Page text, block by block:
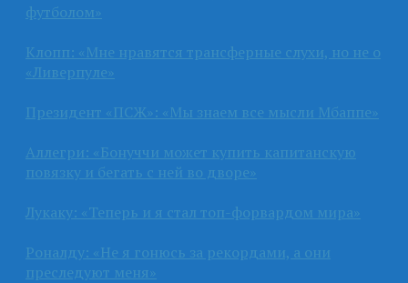
футболом»
Клопп: «Мне нравятся трансферные слухи, но не о
«Ливерпуле»
Президент «ПСЖ»: «Мы знаем все мысли Мбаппе»
Аллегри: «Бонуччи может купить капитанскую
повязку и бегать с ней во дворе»
Лукаку: «Теперь и я стал топ-форвардом мира»
Роналду: «Не я гонюсь за рекордами, а они
преследуют меня»